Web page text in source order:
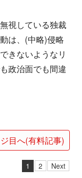
視している独裁
は、(中略)侵略
きないようなリ
政治面でも間違
目へ(有料記事)
1 2 Next